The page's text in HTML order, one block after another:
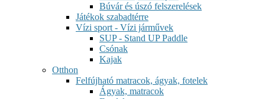
Búvár és úszó felszerelések
Játékok szabadtérre
Vízi sport - Vízi járművek
SUP - Stand UP Paddle
Csónak
Kajak
Otthon
Felfújható matracok, ágyak, fotelek
Ágyak, matracok